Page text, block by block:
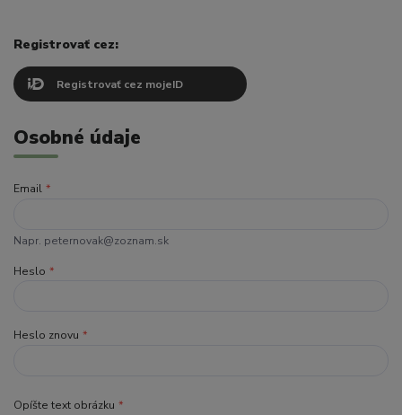
Registrovať cez:
Registrovať cez mojeID
Osobné údaje
Email *
Napr. peternovak@zoznam.sk
Heslo *
Heslo znovu *
Opíšte text obrázku *